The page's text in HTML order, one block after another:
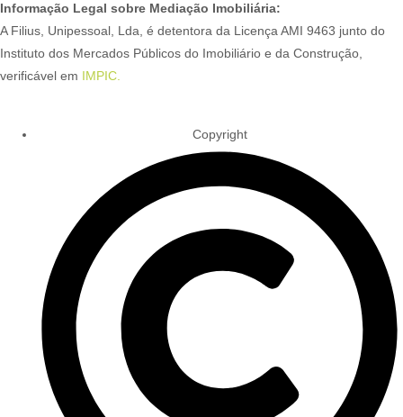
Informação Legal sobre Mediação Imobiliária:
A Filius, Unipessoal, Lda, é detentora da Licença AMI 9463 junto do
Instituto dos Mercados Públicos do Imobiliário e da Construção,
verificável em IMPIC.
Copyright